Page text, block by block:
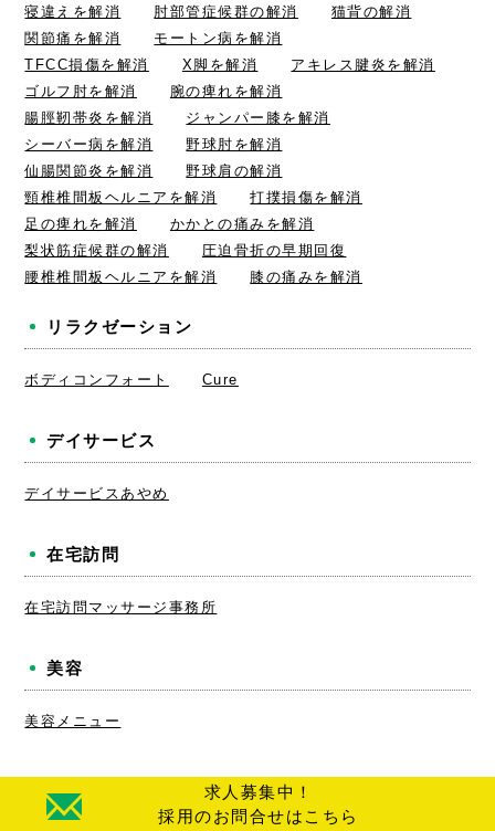
求人募集中！
採用のお問合せはこちら
寝違えを解消
肘部管症候群の解消
猫背の解消
関節痛を解消
モートン病を解消
TFCC損傷を解消
X脚を解消
アキレス腱炎を解消
ゴルフ肘を解消
腕の痺れを解消
腸脛靭帯炎を解消
ジャンパー膝を解消
シーバー病を解消
野球肘を解消
仙腸関節炎を解消
野球肩の解消
頸椎椎間板ヘルニアを解消
打撲損傷を解消
足の痺れを解消
かかとの痛みを解消
梨状筋症候群の解消
圧迫骨折の早期回復
腰椎椎間板ヘルニアを解消
膝の痛みを解消
リラクゼーション
ボディコンフォート Cure
デイサービス
デイサービスあやめ
在宅訪問
在宅訪問マッサージ事務所
美容
美容メニュー
© 2024 CHUBU MEDICAL Corporation.